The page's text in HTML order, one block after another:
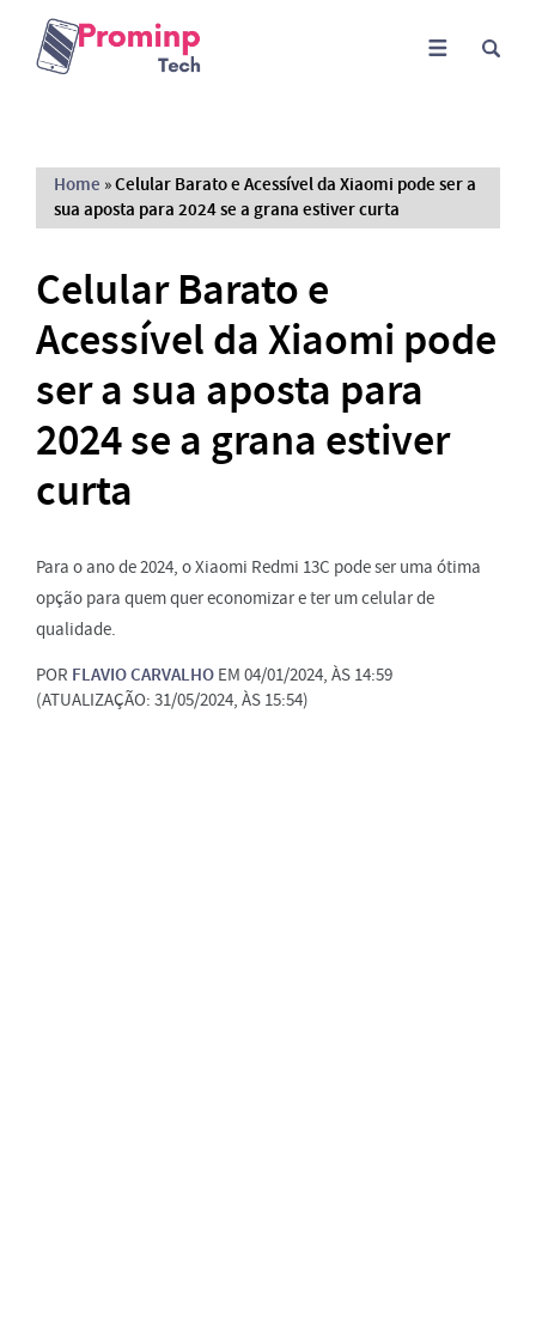
Home »Celular Barato e Acessível da Xiaomi pode ser a
sua aposta para 2024 se a grana estiver curta
Celular Barato e
Acessível da Xiaomi pode
ser a sua aposta para
2024 se a grana estiver
curta
Para o ano de 2024, o Xiaomi Redmi 13C pode ser uma ótima
opção para quem quer economizar e ter um celular de
qualidade.
POR FLAVIO CARVALHO EM 04/01/2024, ÀS 14:59
(ATUALIZAÇÃO: 31/05/2024, ÀS 15:54)